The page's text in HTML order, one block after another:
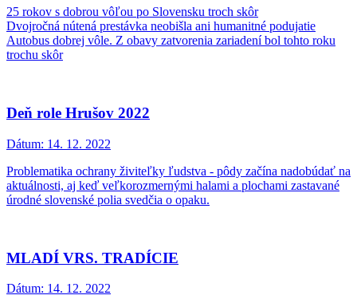
25 rokov s dobrou vôľou po Slovensku troch skôr
Dvojročná nútená prestávka neobišla ani humanitné podujatie
Autobus dobrej vôle. Z obavy zatvorenia zariadení bol tohto roku
trochu skôr
Deň role Hrušov 2022
Dátum: 14. 12. 2022
Problematika ochrany živiteľky ľudstva - pôdy začína nadobúdať na
aktuálnosti, aj keď veľkorozmernými halami a plochami zastavané
úrodné slovenské polia svedčia o opaku.
MLADÍ VRS. TRADÍCIE
Dátum: 14. 12. 2022